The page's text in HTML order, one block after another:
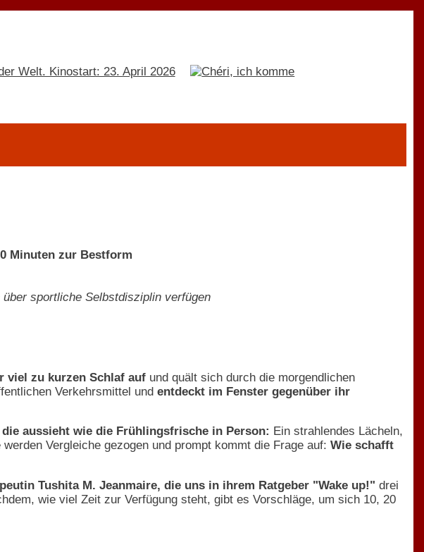
Minuten zur Bestform
sportliche Selbstdisziplin verfügen
viel zu kurzen Schlaf auf und quält sich durch die morgendlichen
Verkehrsmittel und entdeckt im Fenster gegenüber ihr
aussieht wie die Frühlingsfrische in Person: Ein strahlendes Lächeln,
Vergleiche gezogen und prompt kommt die Frage auf: Wie schafft
Tushita M. Jeanmaire, die uns in ihrem Ratgeber "Wake up!" drei
wie viel Zeit zur Verfügung steht, gibt es Vorschläge, um sich 10, 20